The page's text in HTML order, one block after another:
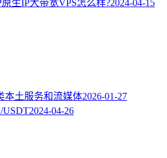
生IP大带宽VPS怎么样?2024-04-15
本土服务和流媒体2026-01-27
USDT2024-04-26